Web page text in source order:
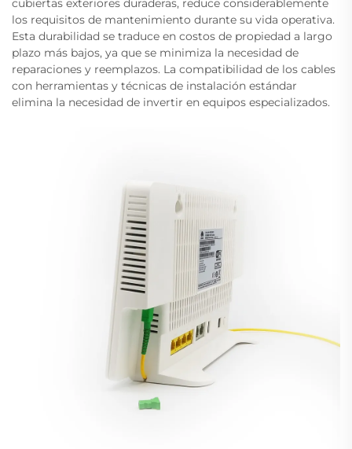
cubiertas exteriores duraderas, reduce considerablemente
los requisitos de mantenimiento durante su vida operativa.
Esta durabilidad se traduce en costos de propiedad a largo
plazo más bajos, ya que se minimiza la necesidad de
reparaciones y reemplazos. La compatibilidad de los cables
con herramientas y técnicas de instalación estándar
elimina la necesidad de invertir en equipos especializados.